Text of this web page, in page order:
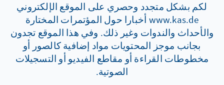
لكم بشكل متجدد وحصري على الموقع الإلكتروني
www.kas.de أخبارا حول المؤتمرات المختارة
والأحداث والندوات وغير ذلك. وفي هذا الموقع تجدون
بجانب موجز المحتويات مواد إضافية كالصور أو
مخطوطات القراءة أو مقاطع الفيديو أو التسجيلات
الصوتية.